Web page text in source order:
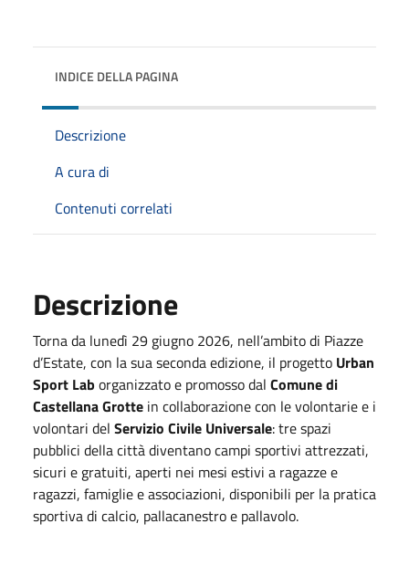
INDICE DELLA PAGINA
Descrizione
A cura di
Contenuti correlati
Descrizione
Torna da lunedì 29 giugno 2026, nell’ambito di Piazze
d’Estate, con la sua seconda edizione, il progetto Urban
Sport Lab organizzato e promosso dal Comune di
Castellana Grotte in collaborazione con le volontarie e i
volontari del Servizio Civile Universale: tre spazi
pubblici della città diventano campi sportivi attrezzati,
sicuri e gratuiti, aperti nei mesi estivi a ragazze e
ragazzi, famiglie e associazioni, disponibili per la pratica
sportiva di calcio, pallacanestro e pallavolo.